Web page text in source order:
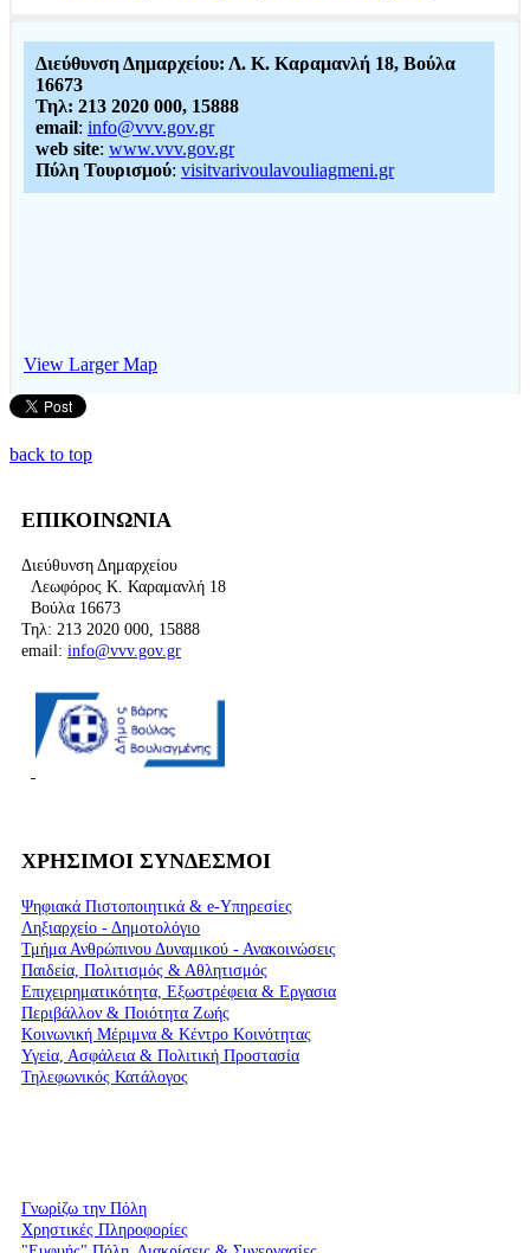
Διεύθυνση Δημαρχείου: Λ. Κ. Καραμανλή 18, Βούλα
16673
Τηλ: 213 2020 000, 15888
email: info@vvv.gov.gr
web site: www.vvv.gov.gr
Πύλη Τουρισμού: visitvarivoulavouliagmeni.gr
View Larger Map
back to top
ΕΠΙΚΟΙΝΩΝΙΑ
Διεύθυνση Δημαρχείου
Λεωφόρος Κ. Καραμανλή 18
Βούλα 16673
Τηλ: 213 2020 000, 15888
email: info@vvv.gov.gr
ΧΡΗΣΙΜΟΙ ΣΥΝΔΕΣΜΟΙ
Ψηφιακά Πιστοποιητικά & e-Υπηρεσίες
Ληξιαρχείο - Δημοτολόγιο
Τμήμα Ανθρώπινου Δυναμικού - Ανακοινώσεις
Παιδεία, Πολιτισμός & Αθλητισμός
Επιχειρηματικότητα, Εξωστρέφεια & Εργασια
Περιβάλλον & Ποιότητα Ζωής
Kοινωνική Μέριμνα & Κέντρο Κοινότητας
Υγεία, Ασφάλεια & Πολιτική Προστασία
Τηλεφωνικός Κατάλογος
Γνωρίζω την Πόλη
Χρηστικές Πληροφορίες